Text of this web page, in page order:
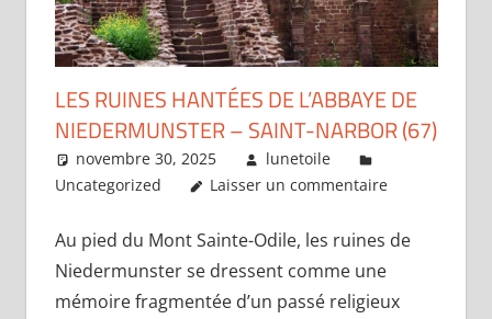
LES RUINES HANTÉES DE L’ABBAYE DE
NIEDERMUNSTER – SAINT-NARBOR (67)
novembre 30, 2025
lunetoile
Uncategorized
Laisser un commentaire
Au pied du Mont Sainte-Odile, les ruines de
Niedermunster se dressent comme une
mémoire fragmentée d’un passé religieux